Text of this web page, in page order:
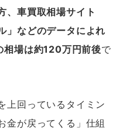
、車買取相場サイト
」などのデータによれ
相場は約120万円前後で
上回っているタイミン
金が戻ってくる」仕組